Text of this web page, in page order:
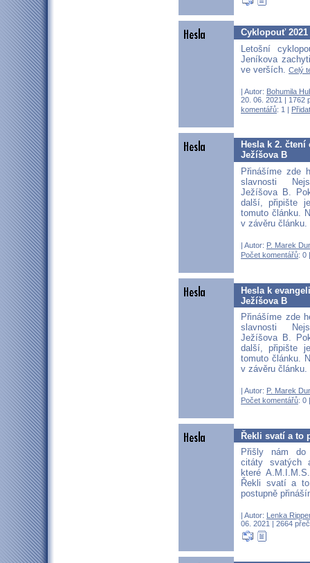
Cyklopouť
Letošní
Jeníkova
ve verších.
Celý
| Autor: Bohumila
20. 06. 2021 | 1762
komentářů: 1 |
Hesla k 2.
Ježíšova B
Přinášíme zde
slavnosti
Ježíšova B.
další, připište
tomuto článku.
v závěru článku.
| Autor: P. Marek
Počet komentářů: 0
Hesla k
Ježíšova B
Přinášíme zde
slavnosti
Ježíšova B.
další, připište
tomuto článku.
v závěru článku.
| Autor: P. Marek
Počet komentářů: 0
Řekli svatí a to
Přišly nám do
citáty svatých
které
Řekli svatí a
postupně
| Autor: Lenka
06. 2021 | 2664